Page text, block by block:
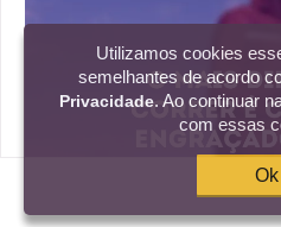
Utilizamos cookies
semelhantes de acordo
Privacidade. Ao continuar
com essas
Ok